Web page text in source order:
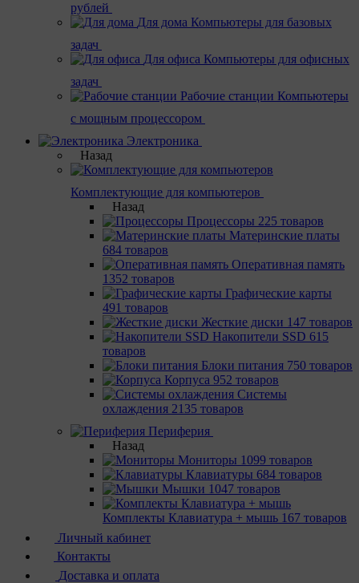
рублей
Для дома Компьютеры для базовых
задач
Для офиса Компьютеры для офисных
задач
Рабочие станции Компьютеры
с мощным процессором
Электроника
Назад
Комплектующие для компьютеров
Назад
Процессоры 225 товаров
Материнcкие платы
684 товаров
Оперативная память
1352 товаров
Графические карты
491 товаров
Жесткие диски 147 товаров
Накопители SSD 615
товаров
Блоки питания 750 товаров
Корпуса 952 товаров
Системы
охлаждения 2135 товаров
Периферия
Назад
Мониторы 1099 товаров
Клавиатуры 684 товаров
Мышки 1047 товаров
Комплекты Клавиатура + мышь 167 товаров
Личный кабинет
Контакты
Доставка и оплата